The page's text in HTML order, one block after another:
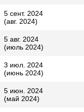
5 сент. 2024
(авг. 2024)
5 авг. 2024
(июль 2024)
3 июл. 2024
(июнь 2024)
5 июн. 2024
(май 2024)